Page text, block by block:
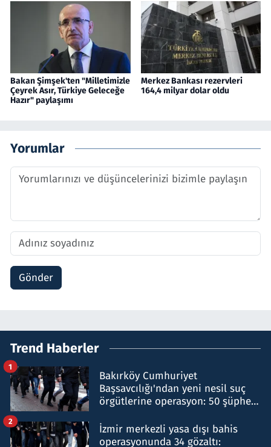
Bakan Şimşek'ten "Milletimizle
Çeyrek Asır, Türkiye Geleceğe
Hazır" paylaşımı
Merkez Bankası rezervleri
164,4 milyar dolar oldu
Yorumlar
Gönder
Trend Haberler
Bakırköy Cumhuriyet
Başsavcılığı'ndan yeni nesil suç
örgütlerine operasyon: 50 şüpheli
1
İzmir merkezli yasa dışı bahis
operasyonunda 34 gözaltı:
2